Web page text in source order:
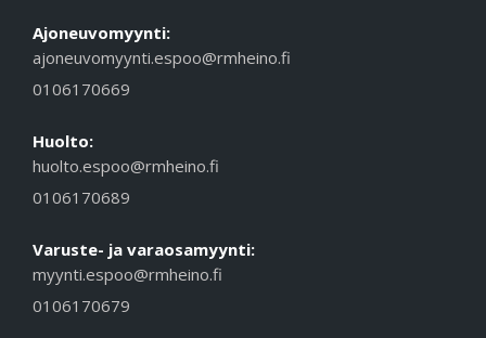
Ajoneuvomyynti:
ajoneuvomyynti.espoo@rmheino.fi
0106170669
Huolto:
huolto.espoo@rmheino.fi
0106170689
Varuste- ja varaosamyynti:
myynti.espoo@rmheino.fi
0106170679